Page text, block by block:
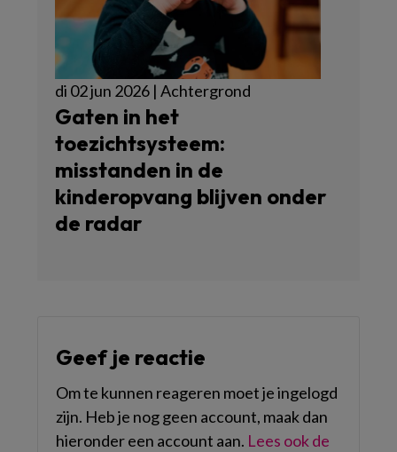
di 02 jun 2026 | Achtergrond
Gaten in het
toezichtsysteem:
misstanden in de
kinderopvang blijven onder
de radar
Geef je reactie
Om te kunnen reageren moet je ingelogd
zijn. Heb je nog geen account, maak dan
hieronder een account aan. Lees ook de